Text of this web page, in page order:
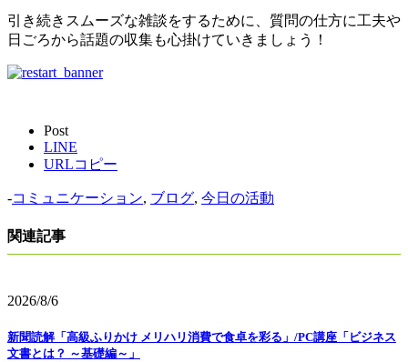
引き続きスムーズな雑談をするために、質問の仕方に工夫や
日ごろから話題の収集も心掛けていきましょう！
Post
LINE
URLコピー
-コミュニケーション, ブログ, 今日の活動
関連記事
2026/8/6
新聞読解「高級ふりかけ メリハリ消費で食卓を彩る」/PC講座「ビジネス
文書とは？ ～基礎編～」